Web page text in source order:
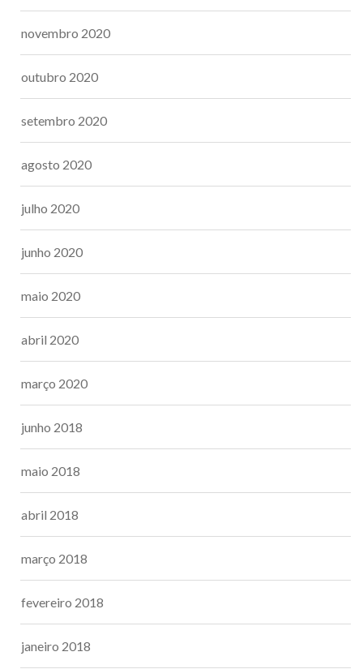
novembro 2020
outubro 2020
setembro 2020
agosto 2020
julho 2020
junho 2020
maio 2020
abril 2020
março 2020
junho 2018
maio 2018
abril 2018
março 2018
fevereiro 2018
janeiro 2018